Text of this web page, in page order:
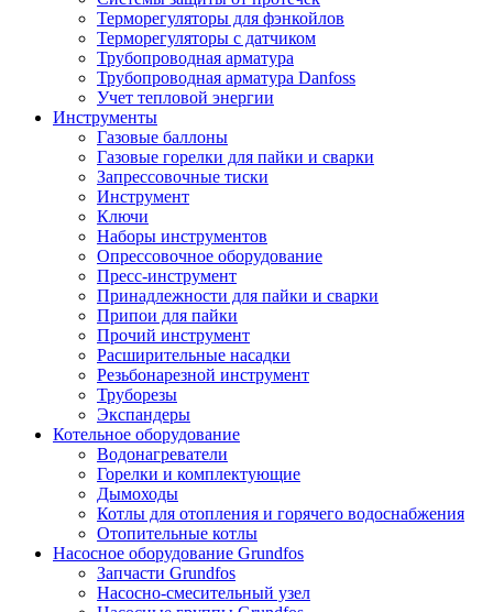
Терморегуляторы для фэнкойлов
Терморегуляторы с датчиком
Трубопроводная арматура
Трубопроводная арматура Danfoss
Учет тепловой энергии
Инструменты
Газовые баллоны
Газовые горелки для пайки и сварки
Запрессовочные тиски
Инструмент
Ключи
Наборы инструментов
Опрессовочное оборудование
Пресс-инструмент
Принадлежности для пайки и сварки
Припои для пайки
Прочий инструмент
Расширительные насадки
Резьбонарезной инструмент
Труборезы
Экспандеры
Котельное оборудование
Водонагреватели
Горелки и комплектующие
Дымоходы
Котлы для отопления и горячего водоснабжения
Отопительные котлы
Насосное оборудование Grundfos
Запчасти Grundfos
Насосно-смесительный узел